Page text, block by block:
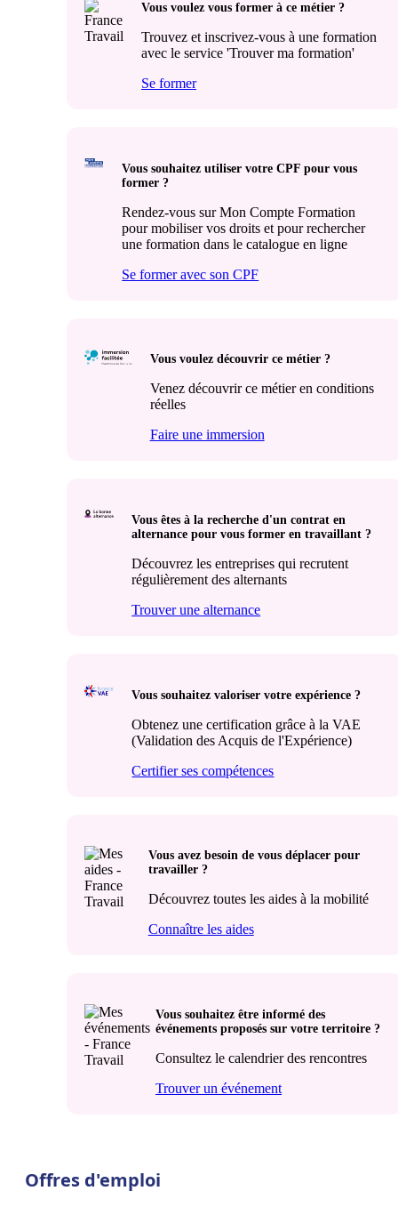
Vous voulez vous former à ce métier ?
Trouvez et inscrivez-vous à une formation
avec le service 'Trouver ma formation'
Se former
Vous souhaitez utiliser votre CPF pour vous
former ?
Rendez-vous sur Mon Compte Formation
pour mobiliser vos droits et pour rechercher
une formation dans le catalogue en ligne
Se former avec son CPF
Vous voulez découvrir ce métier ?
Venez découvrir ce métier en conditions
réelles
Faire une immersion
Vous êtes à la recherche d'un contrat en
alternance pour vous former en travaillant ?
Découvrez les entreprises qui recrutent
régulièrement des alternants
Trouver une alternance
Vous souhaitez valoriser votre expérience ?
Obtenez une certification grâce à la VAE
(Validation des Acquis de l'Expérience)
Certifier ses compétences
Vous avez besoin de vous déplacer pour
travailler ?
Découvrez toutes les aides à la mobilité
Connaître les aides
Vous souhaitez être informé des
événements proposés sur votre territoire ?
Consultez le calendrier des rencontres
Trouver un événement
Offres d'emploi